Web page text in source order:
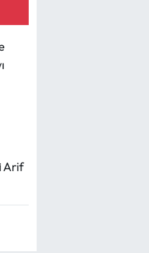
Arif